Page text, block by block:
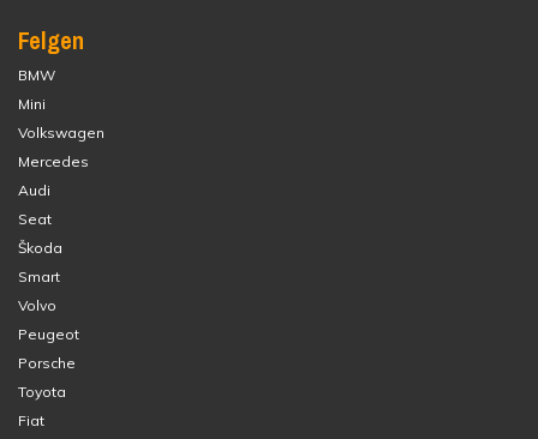
Felgen
BMW
Mini
Volkswagen
Mercedes
Audi
Seat
Škoda
Smart
Volvo
Peugeot
Porsche
Toyota
Fiat